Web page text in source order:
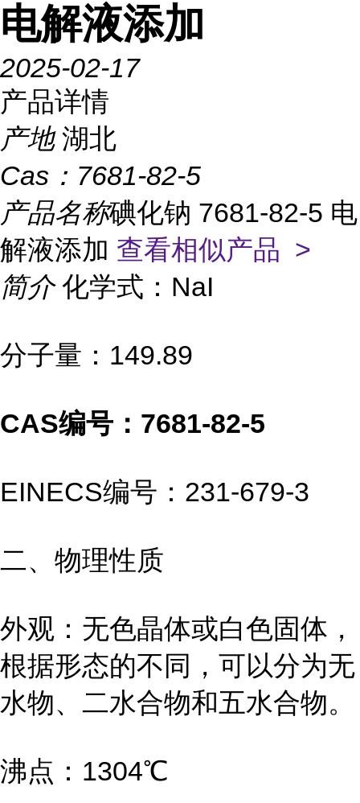
电解液添加
2025-02-17
产品详情
产地 湖北
Cas： 7681-82-5
产品名称碘化钠 7681-82-5 电
解液添加 查看相似产品 >
简介 化学式：NaI
分子量：149.89
CAS编号：7681-82-5
EINECS编号：231-679-3
二、物理性质
外观：无色晶体或白色固体，
根据形态的不同，可以分为无
水物、二水合物和五水合物。
沸点：1304℃